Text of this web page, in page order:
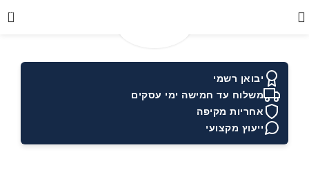
0
יבואן רשמי
משלוח עד חמישה ימי עסקים
אחריות מקיפה
ייעוץ מקצועי